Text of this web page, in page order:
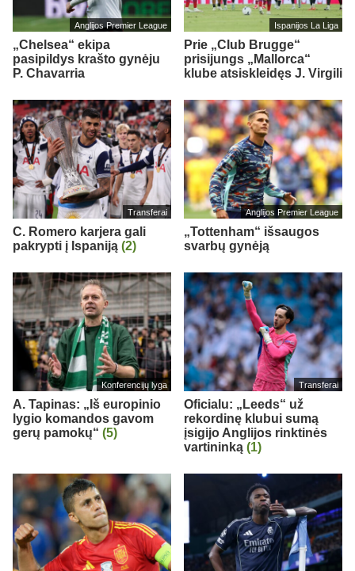
Anglijos Premier League
„Chelsea“ ekipa
pasipildys krašto gynėju
P. Chavarria
Ispanijos La Liga
Prie „Club Brugge“
prisijungs „Mallorca“
klube atsiskleidęs J. Virgili
Transferai
C. Romero karjera gali
pakrypti į Ispaniją (2)
Anglijos Premier League
„Tottenham“ išsaugos
svarbų gynėją
Konferencijų lyga
A. Tapinas: „Iš europinio
lygio komandos gavom
gerų pamokų“ (5)
Transferai
Oficialu: „Leeds“ už
rekordinę klubui sumą
įsigijo Anglijos rinktinės
vartininką (1)